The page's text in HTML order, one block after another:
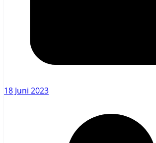
18 Juni 2023